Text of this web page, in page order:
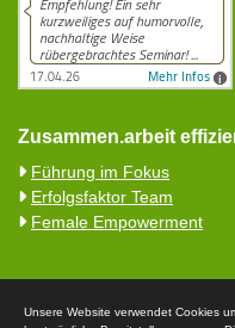
Zusammen.arbeit
Führung im Fokus
Erfolgsfaktor Team
Female Empowerment
Unsere Website verwendet Cookies